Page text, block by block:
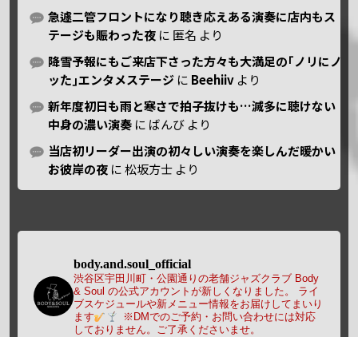
急遽二管フロントになり聴き応えある演奏に店内もス
テージも賑わった夜 に 匿名 より
降雪予報にもご来店下さった方々も大満足の｢ノリにノ
ッた｣エンタメステージ に Beehiiv より
新年度初日も雨と寒さで拍子抜けも…滅多に聴けない
中身の濃い演奏 に ばんび より
当店初リーダー出演の初々しい演奏を楽しんだ暖かい
お彼岸の夜 に松坂方士 より
body.and.soul_official
渋谷区宇田川町・公園通りの老舗ジャズクラブ Body
& Soul の公式アカウントが新しくなりました。
ライ
ブスケジュールや新メニュー情報をお届けしてまいり
ます
※DMでのご予約・お問い合わせには対応
しておりません。ご了承くださいませ。